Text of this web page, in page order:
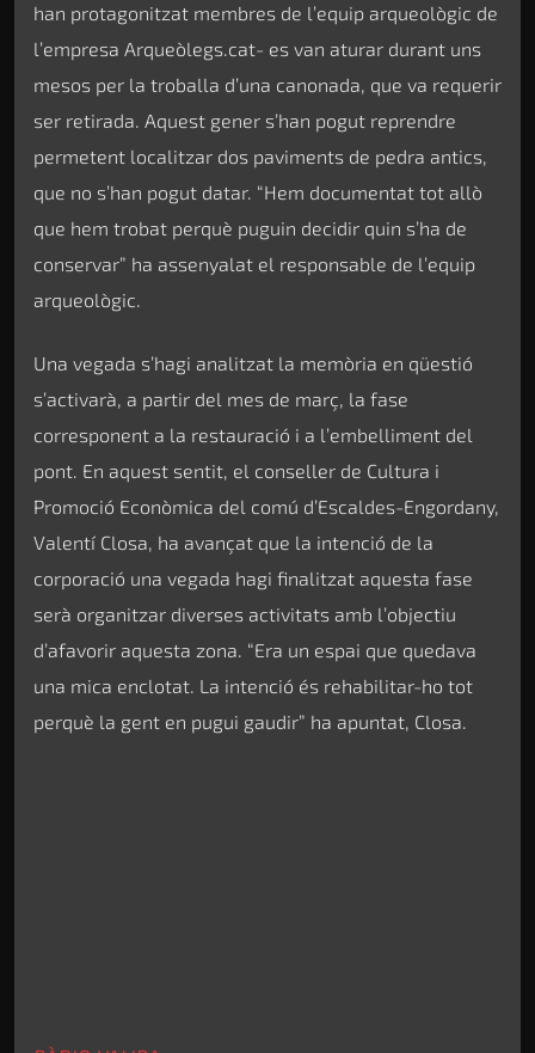
han protagonitzat membres de l’equip arqueològic de
l’empresa Arqueòlegs.cat- es van aturar durant uns
mesos per la troballa d’una canonada, que va requerir
ser retirada. Aquest gener s’han pogut reprendre
permetent localitzar dos paviments de pedra antics,
que no s’han pogut datar. “Hem documentat tot allò
que hem trobat perquè puguin decidir quin s’ha de
conservar” ha assenyalat el responsable de l’equip
arqueològic.
Una vegada s’hagi analitzat la memòria en qüestió
s’activarà, a partir del mes de març, la fase
corresponent a la restauració i a l’embelliment del
pont. En aquest sentit, el conseller de Cultura i
Promoció Econòmica del comú d’Escaldes-Engordany,
Valentí Closa, ha avançat que la intenció de la
corporació una vegada hagi finalitzat aquesta fase
serà organitzar diverses activitats amb l’objectiu
d’afavorir aquesta zona. “Era un espai que quedava
una mica enclotat. La intenció és rehabilitar-ho tot
perquè la gent en pugui gaudir” ha apuntat, Closa.